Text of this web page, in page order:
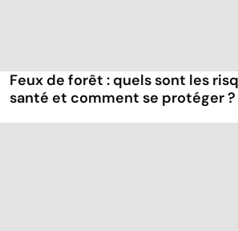
Feux de forêt : quels sont les
santé et comment se protéger ?